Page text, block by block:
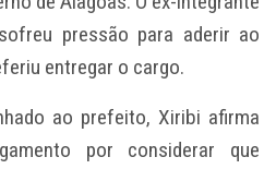
pressão para aderir ao
entregar o cargo.
ao prefeito, Xiribi afirma
por considerar que